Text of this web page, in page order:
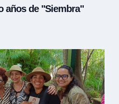
años de "Siembra"